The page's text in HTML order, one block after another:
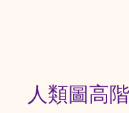
人類圖高